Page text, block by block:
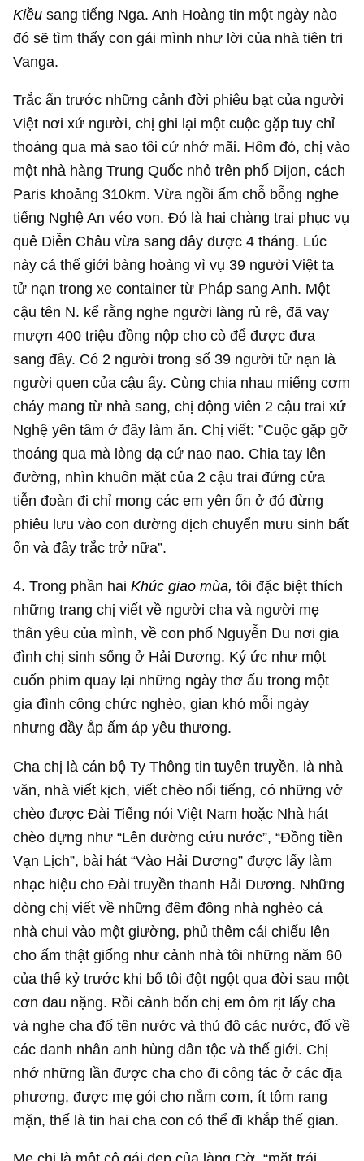
Kiều sang tiếng Nga. Anh Hoàng tin một ngày nào
đó sẽ tìm thấy con gái mình như lời của nhà tiên tri
Vanga.
Trắc ẩn trước những cảnh đời phiêu bạt của người
Việt nơi xứ người, chị ghi lại một cuộc gặp tuy chỉ
thoáng qua mà sao tôi cứ nhớ mãi. Hôm đó, chị vào
một nhà hàng Trung Quốc nhỏ trên phố Dijon, cách
Paris khoảng 310km. Vừa ngồi ấm chỗ bỗng nghe
tiếng Nghệ An véo von. Đó là hai chàng trai phục vụ
quê Diễn Châu vừa sang đây được 4 tháng. Lúc
này cả thế giới bàng hoàng vì vụ 39 người Việt ta
tử nạn trong xe container từ Pháp sang Anh. Một
cậu tên N. kể rằng nghe người làng rủ rê, đã vay
mượn 400 triệu đồng nộp cho cò để được đưa
sang đây. Có 2 người trong số 39 người tử nạn là
người quen của cậu ấy. Cùng chia nhau miếng cơm
cháy mang từ nhà sang, chị động viên 2 cậu trai xứ
Nghệ yên tâm ở đây làm ăn. Chị viết: ”Cuộc gặp gỡ
thoáng qua mà lòng dạ cứ nao nao. Chia tay lên
đường, nhìn khuôn mặt của 2 cậu trai đứng cửa
tiễn đoàn đi chỉ mong các em yên ổn ở đó đừng
phiêu lưu vào con đường dịch chuyển mưu sinh bất
ổn và đầy trắc trở nữa”.
4. Trong phần haiKhúc giao mùa, tôi đặc biệt thích
những trang chị viết về người cha và người mẹ
thân yêu của mình, về con phố Nguyễn Du nơi gia
đình chị sinh sống ở Hải Dương. Ký ức như một
cuốn phim quay lại những ngày thơ ấu trong một
gia đình công chức nghèo, gian khó mỗi ngày
nhưng đầy ắp ấm áp yêu thương.
Cha chị là cán bộ Ty Thông tin tuyên truyền, là nhà
văn, nhà viết kịch, viết chèo nổi tiếng, có những vở
chèo được Đài Tiếng nói Việt Nam hoặc Nhà hát
chèo dựng như “Lên đường cứu nước”, “Đồng tiền
Vạn Lịch”, bài hát “Vào Hải Dương” được lấy làm
nhạc hiệu cho Đài truyền thanh Hải Dương. Những
dòng chị viết về những đêm đông nhà nghèo cả
nhà chui vào một giường, phủ thêm cái chiếu lên
cho ấm thật giống như cảnh nhà tôi những năm 60
của thế kỷ trước khi bố tôi đột ngột qua đời sau một
cơn đau nặng. Rồi cảnh bốn chị em ôm rịt lấy cha
và nghe cha đố tên nước và thủ đô các nước, đố về
các danh nhân anh hùng dân tộc và thế giới. Chị
nhớ những lần được cha cho đi công tác ở các địa
phương, được mẹ gói cho nắm cơm, ít tôm rang
mặn, thế là tin hai cha con có thể đi khắp thế gian.